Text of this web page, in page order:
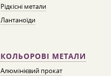
Рідкісні метали
Лантаноїди
КОЛЬОРОВІ МЕТАЛИ
Алюмінієвий прокат